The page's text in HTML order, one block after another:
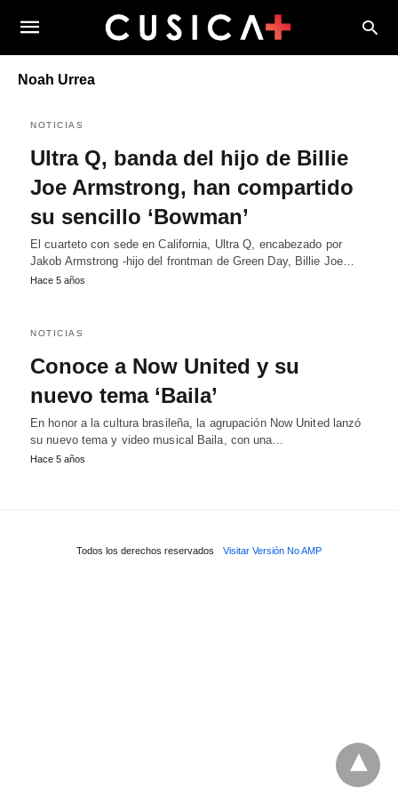
Noah Urrea
NOTICIAS
Ultra Q, banda del hijo de Billie
Joe Armstrong, han compartido
su sencillo ‘Bowman’
El cuarteto con sede en California, Ultra Q, encabezado por
Jakob Armstrong -hijo del frontman de Green Day, Billie Joe…
Hace 5 años
NOTICIAS
Conoce a Now United y su
nuevo tema ‘Baila’
En honor a la cultura brasileña, la agrupación Now United lanzó
su nuevo tema y video musical Baila, con una…
Hace 5 años
Todos los derechos reservados Visitar Versión No AMP